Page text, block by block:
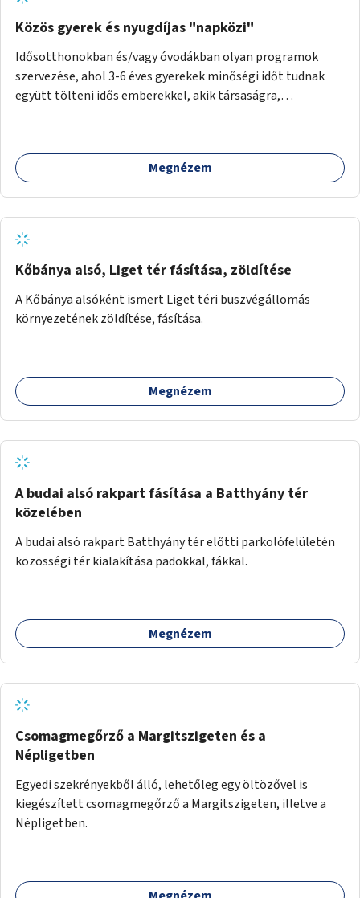
Közös gyerek és nyugdíjas "napközi"
Idősotthonokban és/vagy óvodákban olyan programok
szervezése, ahol 3-6 éves gyerekek minőségi időt tudnak
együtt tölteni idős emberekkel, akik társaságra,
Megnézem
Kőbánya alsó, Liget tér fásítása, zöldítése
A Kőbánya alsóként ismert Liget téri buszvégállomás
környezetének zöldítése, fásítása.
Megnézem
A budai alsó rakpart fásítása a Batthyány tér
közelében
A budai alsó rakpart Batthyány tér előtti parkolófelületén
közösségi tér kialakítása padokkal, fákkal.
Megnézem
Csomagmegőrző a Margitszigeten és a
Népligetben
Egyedi szekrényekből álló, lehetőleg egy öltözővel is
kiegészített csomagmegőrző a Margitszigeten, illetve a
Népligetben.